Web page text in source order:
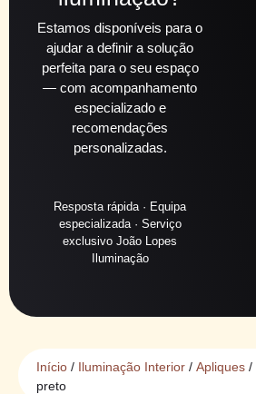
Estamos disponíveis para o
ajudar a definir a solução
perfeita para o seu espaço
— com acompanhamento
especializado e
recomendações
personalizadas.
Resposta rápida · Equipa
especializada · Serviço
exclusivo João Lopes
Iluminação
Início / Iluminação Interior / Apliques /
preto